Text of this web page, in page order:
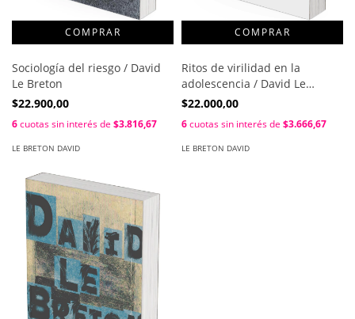
Sociología del riesgo / David
Le Breton
$22.900,00
6cuotas sin interés de $3.816,67
LE BRETON DAVID
Ritos de virilidad en la
adolescencia / David Le
Breton
$22.000,00
6cuotas sin interés de $3.666,67
LE BRETON DAVID